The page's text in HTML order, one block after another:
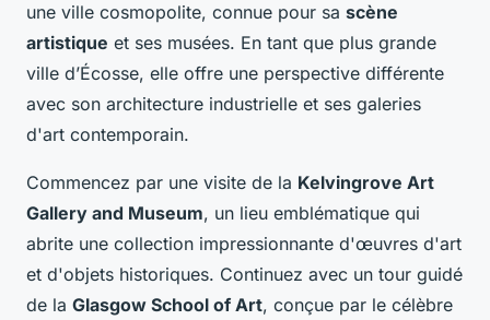
une ville cosmopolite, connue pour sa scène
artistique et ses musées. En tant que plus grande
ville d’Écosse, elle offre une perspective différente
avec son architecture industrielle et ses galeries
d'art contemporain.
Commencez par une visite de la Kelvingrove Art
Gallery and Museum, un lieu emblématique qui
abrite une collection impressionnante d'œuvres d'art
et d'objets historiques. Continuez avec un tour guidé
de la Glasgow School of Art, conçue par le célèbre